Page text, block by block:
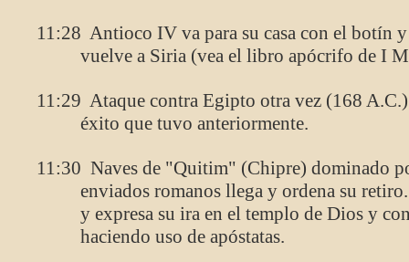
11:28 Antioco IV va para su casa con el botín
vuelve a Siria (vea el libro apócrifo de I
11:29 Ataque contra Egipto otra vez (168
éxito que tuvo anteriormente.
11:30 Naves de "Quitim" (Chipre) dominado
enviados romanos llega y ordena su
y expresa su ira en el templo de Dios y
haciendo uso de apóstatas.